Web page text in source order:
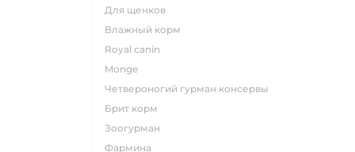
для щенков
влажный корм
royal canin
monge
четвероногий гурман консервы
брит корм
зоогурман
фармина